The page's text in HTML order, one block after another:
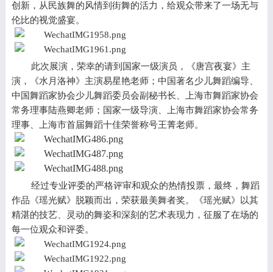
创新，从民族舞的风情到街舞的活力，给观众带来了一场无与
伦比的视觉盛宴。
此次展演， 荣幸的请到 国家一级演员，《唐宫夜宴》主
演，《水月洛神》主演易星艳老师； 中国著名少儿舞蹈编导、
中国舞蹈家协会少儿舞蹈委员会副秘书长、上海市舞蹈家协会
常务理事陆燕卿老师； 国家一级导演、上海市舞蹈家协会常务
理事、上海市首届舞蹈十佳荣誉称号王菁老师。
经过专业评委的严格评审和观众的热情投票，最终，舞蹈
作品《瑶光赋》脱颖而出，荣获最美舞者奖。《瑶光赋》以其
精湛的技艺、灵动的舞姿和深刻的艺术表现力，征服了在场的
每一位观众和评委。